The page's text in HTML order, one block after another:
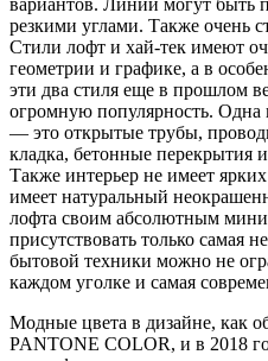
резкими углами. Также очень
Стили лофт и хай-тек имеют
геометрии и графике, а в
эти два стиля еще в прошлом
огромную популярность. Одна
— это открытые трубы,
кладка, бетонные перекрытия
Также интерьер не имеет
имеет натуральный
лофта своим абсолютным
присутствовать только самая
бытовой техники можно не
каждом уголке и самая
Модные цвета в дизайне, как
PANTONE COLOR, и в 2018